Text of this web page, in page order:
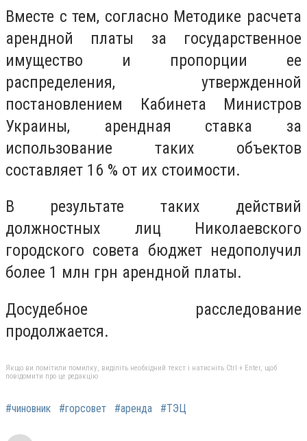
Вместе с тем, согласно Методике расчета
арендной платы за государственное
имущество и пропорции ее
распределения, утвержденной
постановлением Кабинета Министров
Украины, арендная ставка за
использование таких объектов
составляет 16 % от их стоимости.
В результате таких действий
должностных лиц Николаевского
городского совета бюджет недополучил
более 1 млн грн арендной платы.
Досудебное расследование
продолжается.
Якщо ви помітили помилку, виділіть необхідний текст і натисніть Ctrl + Enter, щоб
повідомити про це редакцію
#чиновник #горсовет #аренда #ТЭЦ